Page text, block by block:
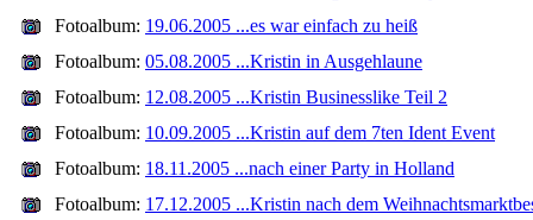
Fotoalbum: 19.06.2005 ...es war einfach zu heiß
Fotoalbum: 05.08.2005 ...Kristin in Ausgehlaune
Fotoalbum: 12.08.2005 ...Kristin Businesslike Teil 2
Fotoalbum: 10.09.2005 ...Kristin auf dem 7ten Ident Event
Fotoalbum: 18.11.2005 ...nach einer Party in Holland
Fotoalbum: 17.12.2005 ...Kristin nach dem